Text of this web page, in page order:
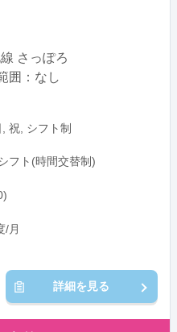
さっぽろ
囲：なし
祝, シフト制
フト(時間交替制)
/月
詳細を見る